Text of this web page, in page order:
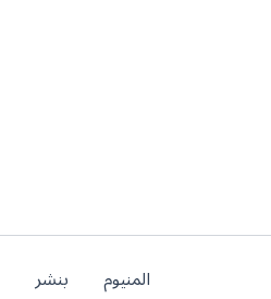
المنيوم بنشر